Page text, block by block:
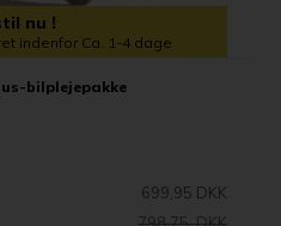
nu !
indenfor Ca. 1-4 dage
bilplejepakke
699,95 DKK